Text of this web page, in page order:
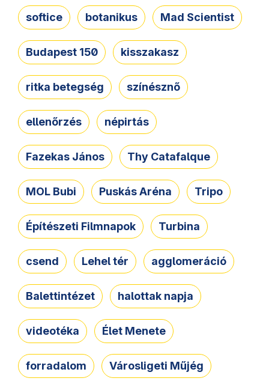
softice botanikus Mad Scientist
Budapest 150 kisszakasz
ritka betegség színésznő
ellenőrzés népirtás
Fazekas János Thy Catafalque
MOL Bubi Puskás Aréna Tripo
Építészeti Filmnapok Turbina
csend Lehel tér agglomeráció
Balettintézet halottak napja
videotéka Élet Menete
forradalom Városligeti Műjég